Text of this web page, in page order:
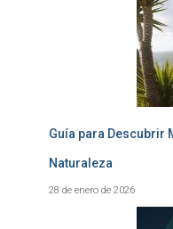
Guía para Descubrir
Naturaleza
28 de enero de 2026